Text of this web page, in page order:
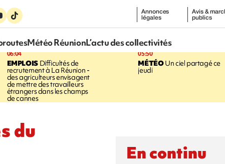
Annonces
légales
Avis &
publics
Météo RéunionL’actu des collectivités
06:04
EMPLOISDifficultés de
recrutement à La Réunion -
des agriculteurs envisagent
de mettre des travailleurs
étrangers dans les champs
de cannes
05:50
MÉTÉOUn ciel partagé ce
jeudi
du
En continu